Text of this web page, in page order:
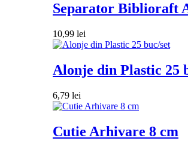
Separator Biblioraft
10,99 lei
Alonje din Plastic 25
6,79 lei
Cutie Arhivare 8 cm